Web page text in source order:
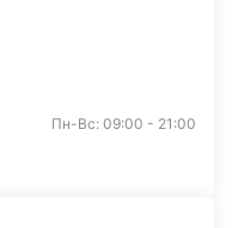
Пн-Вс: 09:00 - 21:00